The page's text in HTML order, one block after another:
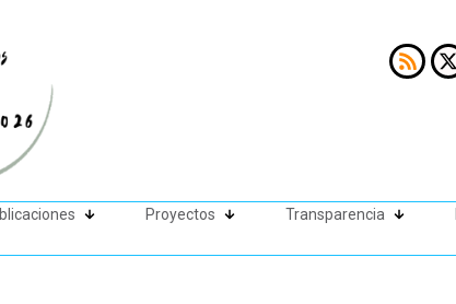
Proyectos Transparencia